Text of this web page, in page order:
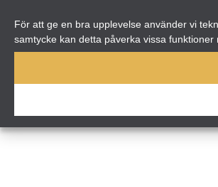
För att ge en bra upplevelse använder vi
samtycke kan detta påverka vissa funktioner